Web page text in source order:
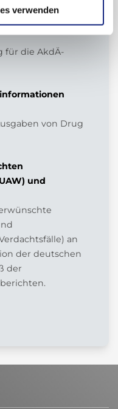
verwenden
für die AkdÄ-
von Drug
und
an
der deutschen
der